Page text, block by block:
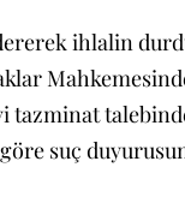
ihlalin
tazminat
suç